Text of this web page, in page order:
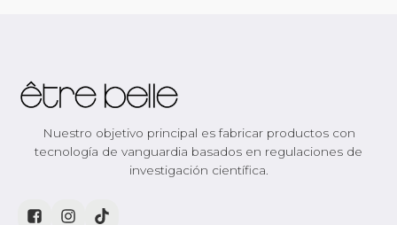
Nuestro objetivo principal es fabricar productos con
tecnología de vanguardia basados en regulaciones de
investigación científica.